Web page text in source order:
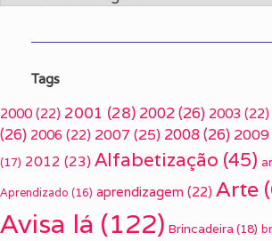
Tags
2000 (22) 2001 (28) 2002(26) 2003 (22)
(26) 2006 (22) 2007 (25) 2008(26) 2009
(17) 2012 (23) Alfabetização (45)
Aprendizado (16) aprendizagem (22) Arte
Avisa lá (122) Brincadeira (18)